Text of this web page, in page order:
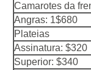
Camarotes da
Angras: 1$680
Plateias
Assinatura: $320
Superior: $340